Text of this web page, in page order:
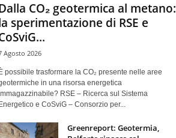
CO₂ geotermica al metano:
sperimentazione di RSE e
Agosto 2026
possibile trasformare la CO₂ presente nelle aree
in una risorsa energetica
RSE – Ricerca sul Sistema
e CoSviG – Consorzio per...
Greenreport: Geotermia,